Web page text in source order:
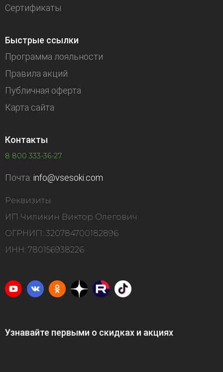
Сертификаты
Быстрые ссылки
Программа лояльности
Правила акций
Публичная оферта
Карта сайта
Контакты
8 800 333-36-27
Почта: info@vsesoki.com
Реквизиты
ИП Чиликин Виктор Олегович
ОГРНИП: 320784700182896
ИНН: 780156938226
Узнавайте первыми о скидках и акциях